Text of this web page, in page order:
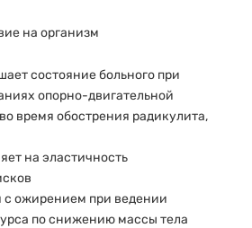
на организм
состояние больного при
опорно-двигательной
время обострения радикулита,
на эластичность
с ожирением при ведении
по снижению массы тела